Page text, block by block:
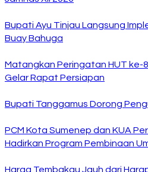
Bupati Ayu Tinjau Langsung
Buay Bahuga
Matangkan Peringatan HUT ke-
Gelar Rapat Persiapan
Bupati Tanggamus Dorong
PCM Kota Sumenep dan KUA
Hadirkan Program Pembinaan
Harga Tembakau Jauh dari